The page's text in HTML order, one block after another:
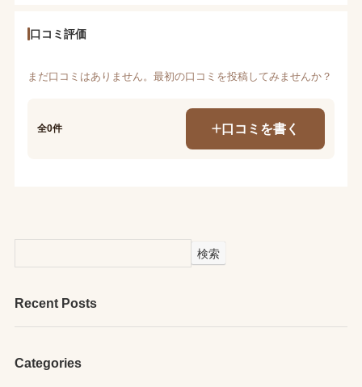
口コミ評価
まだ口コミはありません。最初の口コミを投稿してみませんか？
全0件 口コミを書く
検索
Recent Posts
Categories